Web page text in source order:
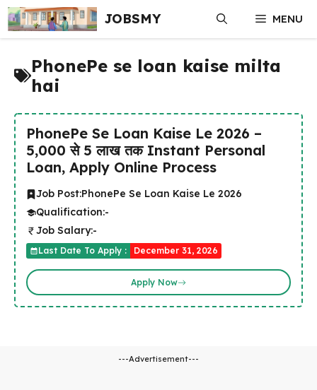
Skip
to
content
JOBSMY MENU
PhonePe se loan kaise milta
hai
PhonePe Se Loan Kaise Le 2026 –
₹5,000 से ₹5 लाख तक Instant Personal
Loan, Apply Online Process
Job Post:PhonePe Se Loan Kaise Le 2026
Qualification:-
Job Salary:-
Last Date To Apply : December 31, 2026
Apply Now
---Advertisement---